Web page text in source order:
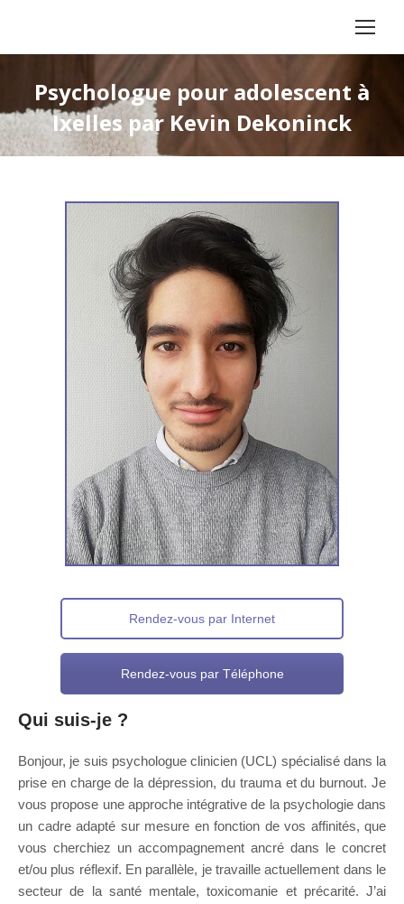
Psychologue pour adolescent à
Ixelles par Kevin Dekoninck
Qui suis-je ?
Bonjour, je suis psychologue clinicien (UCL) spécialisé dans la
prise en charge de la dépression, du trauma et du burnout. Je
vous propose une approche intégrative de la psychologie dans
un cadre adapté sur mesure en fonction de vos affinités, que
vous cherchiez un accompagnement ancré dans le concret
et/ou plus réflexif. En parallèle, je travaille actuellement dans le
secteur de la santé mentale, toxicomanie et précarité. J’ai
Rendez-vous par Internet
Rendez-vous par Téléphone